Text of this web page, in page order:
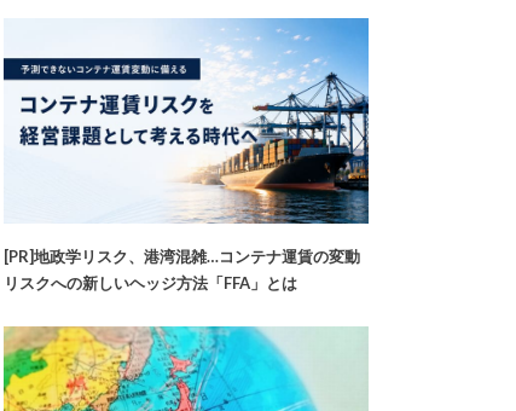
[PR]地政学リスク、港湾混雑…コンテナ運賃の変動
リスクへの新しいヘッジ方法「FFA」とは